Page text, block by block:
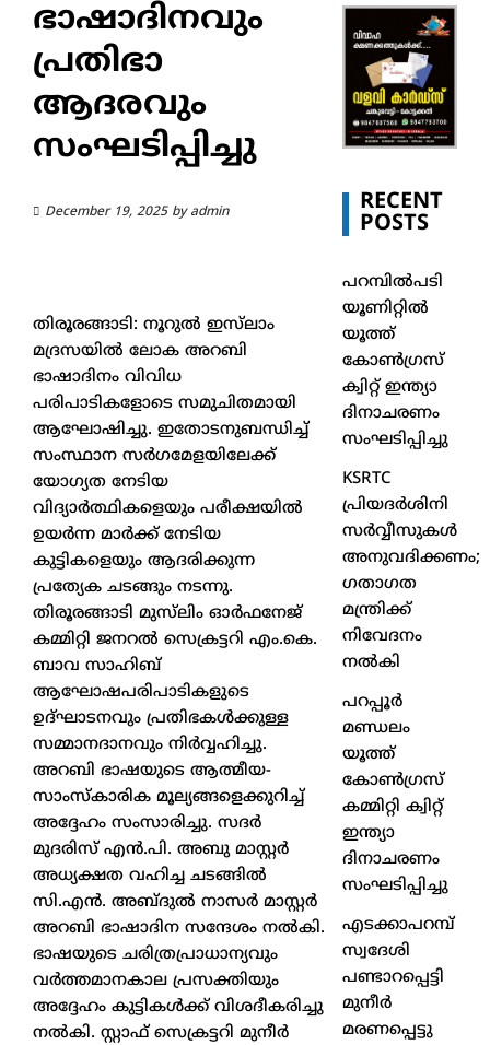
ഭാഷാദിനവും
പ്രതിഭാ
ആദരവും
സംഘടിപ്പിച്ചു
December 19, 2025by admin
തിരൂരങ്ങാടി: നൂറുൽ ഇസ്‌ലാം
മദ്രസയിൽ ലോക അറബി
ഭാഷാദിനം വിവിധ
പരിപാടികളോടെ സമുചിതമായി
ആഘോഷിച്ചു. ഇതോടനുബന്ധിച്ച്
സംസ്ഥാന സർഗമേളയിലേക്ക്
യോഗ്യത നേടിയ
വിദ്യാർത്ഥികളെയും പരീക്ഷയിൽ
ഉയർന്ന മാർക്ക് നേടിയ
കുട്ടികളെയും ആദരിക്കുന്ന
പ്രത്യേക ചടങ്ങും നടന്നു.
തിരൂരങ്ങാടി മുസ്‌ലിം ഓർഫനേജ്
കമ്മിറ്റി ജനറൽ സെക്രട്ടറി എം.കെ.
ബാവ സാഹിബ്
ആഘോഷപരിപാടികളുടെ
ഉദ്ഘാടനവും പ്രതിഭകൾക്കുള്ള
സമ്മാനദാനവും നിർവ്വഹിച്ചു.
അറബി ഭാഷയുടെ ആത്മീയ-
സാംസ്കാരിക മൂല്യങ്ങളെക്കുറിച്ച്
അദ്ദേഹം സംസാരിച്ചു. സദർ
മുദരിസ് എൻ.പി. അബു മാസ്റ്റർ
അധ്യക്ഷത വഹിച്ച ചടങ്ങിൽ
സി.എൻ. അബ്ദുൽ നാസർ മാസ്റ്റർ
അറബി ഭാഷാദിന സന്ദേശം നൽകി.
ഭാഷയുടെ ചരിത്രപ്രാധാന്യവും
വർത്തമാനകാല പ്രസക്തിയും
അദ്ദേഹം കുട്ടികൾക്ക് വിശദീകരിച്ചു
നൽകി. സ്റ്റാഫ് സെക്രട്ടറി മുനീർ
RECENT
POSTS
പറമ്പിൽപടി
യൂണിറ്റിൽ
യൂത്ത്
കോൺഗ്രസ്
ക്വിറ്റ് ഇന്ത്യാ
ദിനാചരണം
സംഘടിപ്പിച്ചു
KSRTC
പ്രിയദർശിനി
സർവ്വീസുകൾ
അനുവദിക്കണം;
ഗതാഗത
മന്ത്രിക്ക്
നിവേദനം
നൽകി
പറപ്പൂർ
മണ്ഡലം
യൂത്ത്
കോൺഗ്രസ്
കമ്മിറ്റി ക്വിറ്റ്
ഇന്ത്യാ
ദിനാചരണം
സംഘടിപ്പിച്ചു
എടക്കാപറമ്പ്
സ്വദേശി
പണ്ടാറപ്പെട്ടി
മുനീർ
മരണപ്പെട്ടു